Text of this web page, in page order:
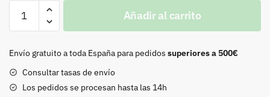
oro
Añadir al carrito
Envío gratuito a toda España para pedidos superiores a 500€
Consultar tasas de envío
Los pedidos se procesan hasta las 14h